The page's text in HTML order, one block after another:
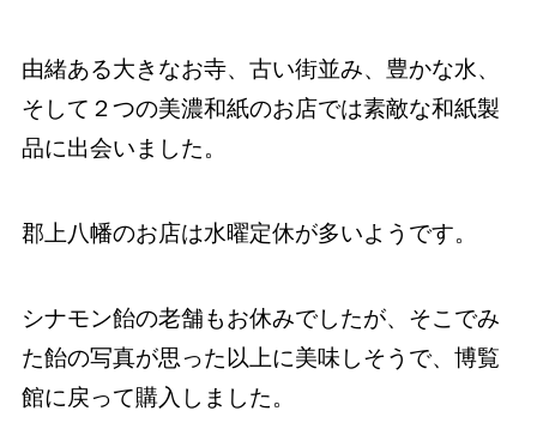
由緒ある大きなお寺、古い街並み、豊かな水、
そして２つの美濃和紙のお店では素敵な和紙製
品に出会いました。
郡上八幡のお店は水曜定休が多いようです。
シナモン飴の老舗もお休みでしたが、そこでみ
た飴の写真が思った以上に美味しそうで、博覧
館に戻って購入しました。